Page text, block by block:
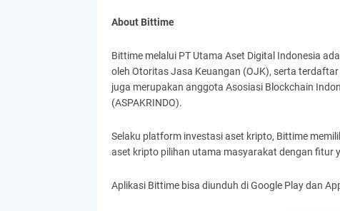
About Bittime
Bittime melalui PT Utama Aset Digital Indonesia
oleh Otoritas Jasa Keuangan (OJK), serta
juga merupakan anggota Asosiasi Blockchain
(ASPAKRINDO).
Selaku platform investasi aset kripto, Bittime
aset kripto pilihan utama masyarakat dengan fitur
Aplikasi Bittime bisa diunduh di Google Play dan